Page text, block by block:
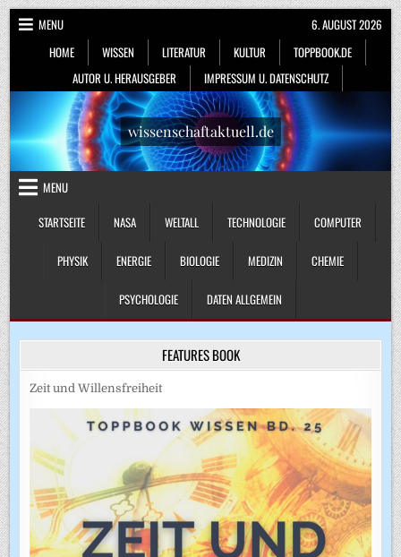
Skip
to
content
MENU
HOME
WISSEN LITERATUR KULTUR
TOPPBOOK.DE
AUTOR U. HERAUSGEBER
IMPRESSUM U. DATENSCHUTZ
6. AUGUST 2026
wissenschaftaktuell.de
MENU
STARTSEITE
NASA WELTALL TECHNOLOGIE COMPUTER
PHYSIK ENERGIE BIOLOGIE MEDIZIN CHEMIE
PSYCHOLOGIE DATEN ALLGEMEIN
FEATURES BOOK
Zeit und Willensfreiheit